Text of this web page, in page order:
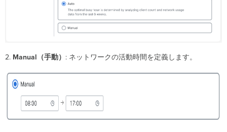
2. Manual（手動） : ネットワークの活動時間を定義します。